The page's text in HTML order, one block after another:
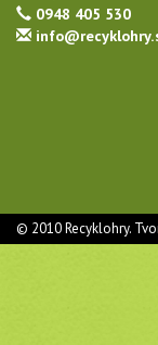
0948 405 530
© 2010 Recyklohry.